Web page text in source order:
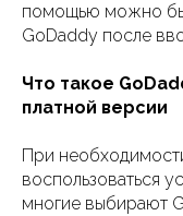
помощью можно
GoDaddy после
Что такое
платной версии
При
воспользоваться
многие выбирают